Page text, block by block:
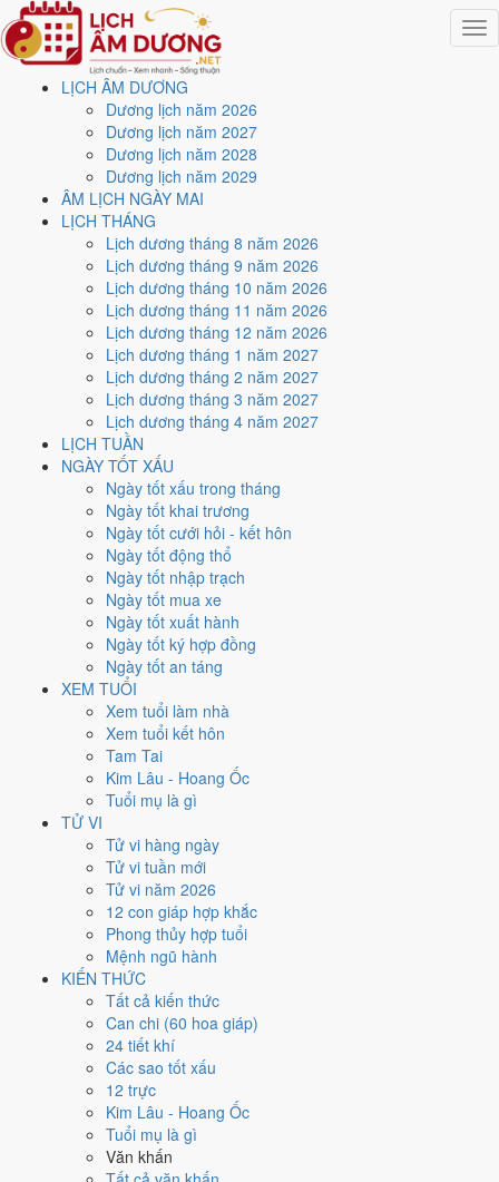
LỊCH ÂM DƯƠNG
Dương lịch năm 2026
Dương lịch năm 2027
Dương lịch năm 2028
Dương lịch năm 2029
ÂM LỊCH NGÀY MAI
LỊCH THÁNG
Lịch dương tháng 8 năm 2026
Lịch dương tháng 9 năm 2026
Lịch dương tháng 10 năm 2026
Lịch dương tháng 11 năm 2026
Lịch dương tháng 12 năm 2026
Lịch dương tháng 1 năm 2027
Lịch dương tháng 2 năm 2027
Lịch dương tháng 3 năm 2027
Lịch dương tháng 4 năm 2027
LỊCH TUẦN
NGÀY TỐT XẤU
Ngày tốt xấu trong tháng
Ngày tốt khai trương
Ngày tốt cưới hỏi - kết hôn
Ngày tốt động thổ
Ngày tốt nhập trạch
Ngày tốt mua xe
Ngày tốt xuất hành
Ngày tốt ký hợp đồng
Ngày tốt an táng
XEM TUỔI
Xem tuổi làm nhà
Xem tuổi kết hôn
Tam Tai
Kim Lâu - Hoang Ốc
Tuổi mụ là gì
TỬ VI
Tử vi hàng ngày
Tử vi tuần mới
Tử vi năm 2026
12 con giáp hợp khắc
Phong thủy hợp tuổi
Mệnh ngũ hành
KIẾN THỨC
Tất cả kiến thức
Can chi (60 hoa giáp)
24 tiết khí
Các sao tốt xấu
12 trực
Kim Lâu - Hoang Ốc
Tuổi mụ là gì
Văn khấn
Trang chủ
Lịch năm 2027
Tháng 1/2027
Ngày 23/1/2027 (Nhâm Dần)
Xem ngày23/1/2027
lịch - Ngày 16/12 âm lịch
(Nhâm Dần) tốt hay xấu?
Ngày 23/1/2027 dương lịch (Thứ Bảy) là ngày 16/12/2026 âm lịch
Nhâm Dần- Can sinh Chi, Trực Trừ, Sao Vị, nạp âm Kim
Bạch Kim. Tổng hòa, đây làNgày Bình Hòavới điểm trung bình
cho các việc quan trọng. Giờ Hoàng Đạo trong ngày:
Thìn, Tỵ, Mùi, Tuất.
Ngày Dương
Tháng 1 năm 2027
Tháng 12 âm năm 2026
Tiết Đại Hàn
Canh Tý
Bính Ngọ
Ngày Nhâm Dần có TrựcTrừ(ngày trừ bỏ điều cũ, đón điều mới) và
Kim Quỹ hoàng đạo
Ngày Bình Hòa , phù hợp với công việc thường ngày.
Ngọ, Tuất, Hợihợp ngày; tuổi
Ngày 23/1/2027 tốt hay xấu cho
việc gì?
Ngày 23/1/2027 đạt5.7/10 trung bình cho 7 việc chính: cao nhất là
Cúng tế - lễ chùa (9/10)
. Trực Trừ (ngày trừ bỏ điều cũ, đón điều mới) và gặp Sao Kim
Quỹ hoàng đạo nên điểm từng việc chênh nhau như bảng dưới.
Cưới hỏi - đính hôn